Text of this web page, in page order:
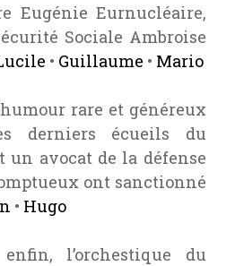
Eugénie Eurnucléaire,
Sociale Ambroise
• Guillaume • Mario
rare et généreux
derniers écueils du
un avocat de la défense
ont sanctionné
• Hugo
l’orchestique du